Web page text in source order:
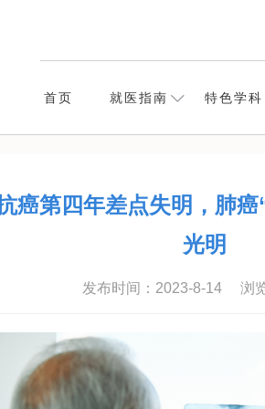
首页 就医指南 特色学科
癌第四年差点失明，肺
光明
发布时间：2023-8-14 浏